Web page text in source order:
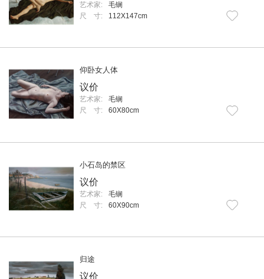
艺术家:
毛锎
尺 寸:
112X147cm
仰卧女人体
议价
艺术家:
毛锎
尺 寸:
60X80cm
小石岛的禁区
议价
艺术家:
毛锎
尺 寸:
60X90cm
归途
议价